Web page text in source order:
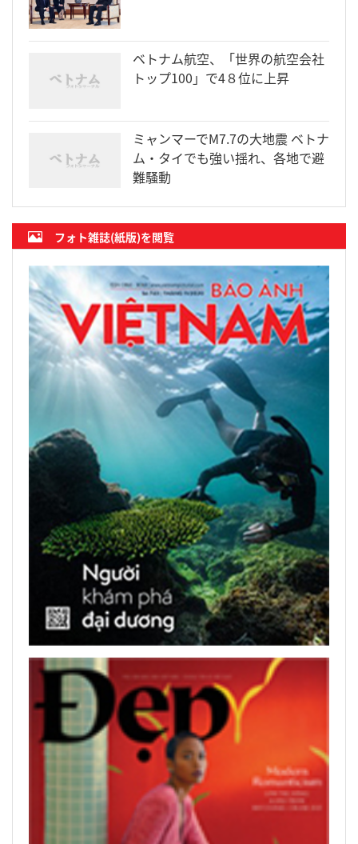
ベトナム航空、「世界の航空会社
トップ100」で4８位に上昇
ミャンマーでM7.7の大地震 ベトナ
ム・タイでも強い揺れ、各地で避
難騒動
フォト雑誌(紙版)を閲覧